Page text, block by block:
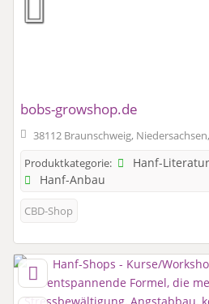
bobs-growshop.de
38112 Braunschweig,
Produktkategorie:
Hanf-Literatur
Hanf-Anbau
CBD-Shop